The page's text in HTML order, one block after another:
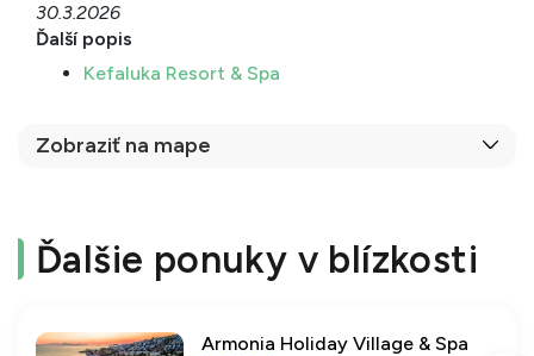
30.3.2026
Ďalší popis
Kefaluka Resort & Spa
Zobraziť na mape
Ďalšie ponuky v blízkosti
Armonia Holiday Village & Spa